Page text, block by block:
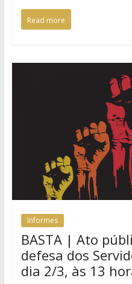
Read more
Informes
BASTA | Ato
defesa dos
dia 2/3, às 13